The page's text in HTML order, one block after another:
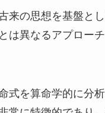
来の思想を基盤と
は異なるアプロー
式を算命学的に分